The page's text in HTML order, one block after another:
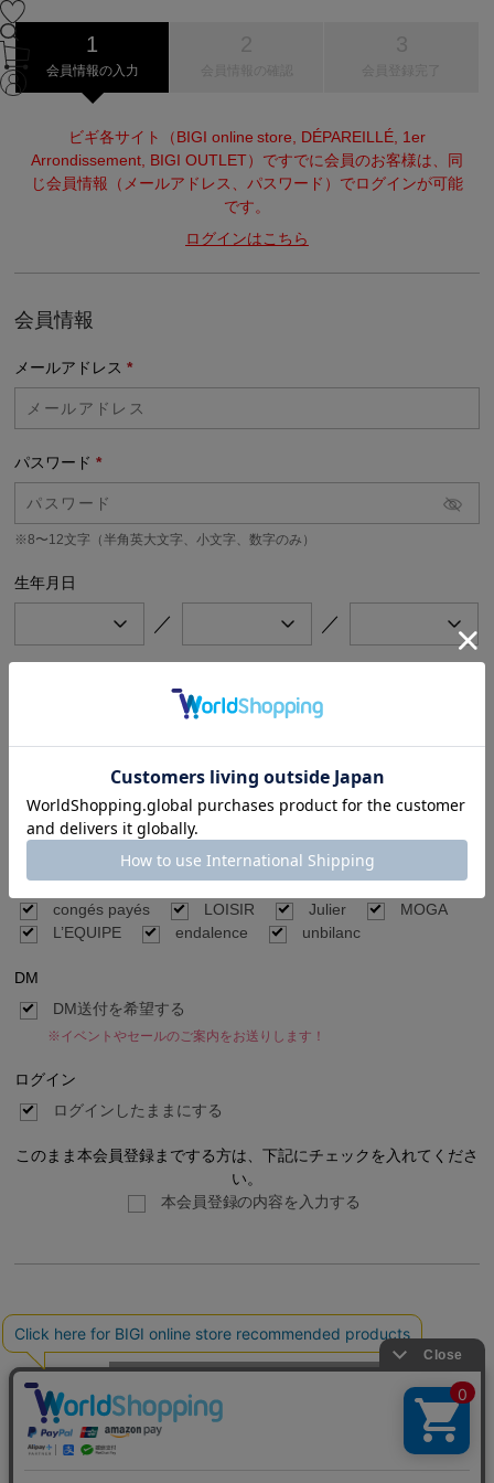
会員情報の入力
ビギ各サイト（BIGI online store, DÉPAREILLÉ, 1er
Arrondissement, BIGI OUTLET）ですでに会員のお客様は、同
じ会員情報（メールアドレス、パスワード）でログインが可能
です。
ログインはこちら
会員情報
メールアドレス *
パスワード *
※8〜12文字（半角英大文字、小文字、数字のみ）
生年月日
／ ／
希望するメールマガジンをチェックしてください。
BIGI online store
ブランド別メールマガジン
ご希望のブランドの新着商品やセール、キャンペーン情報などをお届けしま
FRAPBOIS
ADIEU TRISTESSE
congés payés
LOISIR Julier
MOGA
L’EQUIPE
endalence unbilanc
DM
DM送付を希望する
※イベントやセールのご案内をお送りします！
ログイン
ログインしたままにする
このまま本会員登録までする方は、下記にチェックを入れてくださ
い。
本会員登録の内容を入力する
利用規約 プライバシーポリシー